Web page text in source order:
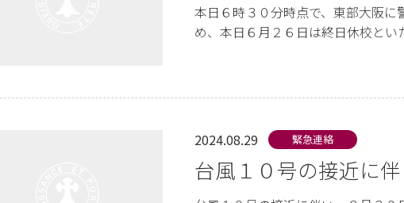
本日６時３０分時点で、東部大阪
め、本日６月２６日は終日休校とい
2024.08.29 緊急連絡
台風１０号の接近に